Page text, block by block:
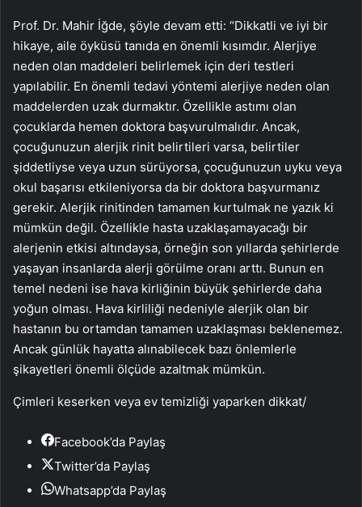
Prof. Dr. Mahir İğde, şöyle devam etti: “Dikkatli ve iyi bir
hikaye, aile öyküsü tanıda en önemli kısımdır. Alerjiye
neden olan maddeleri belirlemek için deri testleri
yapılabilir. En önemli tedavi yöntemi alerjiye neden olan
maddelerden uzak durmaktır. Özellikle astımı olan
çocuklarda hemen doktora başvurulmalıdır. Ancak,
çocuğunuzun alerjik rinit belirtileri varsa, belirtiler
şiddetliyse veya uzun sürüyorsa, çocuğunuzun uyku veya
okul başarısı etkileniyorsa da bir doktora başvurmanız
gerekir. Alerjik rinitinden tamamen kurtulmak ne yazık ki
mümkün değil. Özellikle hasta uzaklaşamayacağı bir
alerjenin etkisi altındaysa, örneğin son yıllarda şehirlerde
yaşayan insanlarda alerji görülme oranı arttı. Bunun en
temel nedeni ise hava kirliğinin büyük şehirlerde daha
yoğun olması. Hava kirliliği nedeniyle alerjik olan bir
hastanın bu ortamdan tamamen uzaklaşması beklenemez.
Ancak günlük hayatta alınabilecek bazı önlemlerle
şikayetleri önemli ölçüde azaltmak mümkün.
Çimleri keserken veya ev temizliği yaparken dikkat/
Facebook’da Paylaş
Twitter’da Paylaş
Whatsapp’da Paylaş